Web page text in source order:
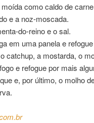
como caldo de
e a noz-moscada.
do-reino e o sal.
em uma panela e
catchup, a mostarda, o
e refogue por mais
e, por último, o molho